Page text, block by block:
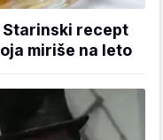
Starinski recept
miriše na leto